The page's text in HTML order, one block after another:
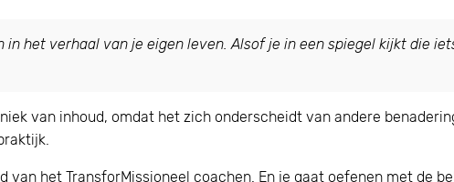
in het verhaal van je eigen leven. Alsof je in een spiegel kijkt die
van inhoud, omdat het zich onderscheidt van andere
van het TransforMissioneel coachen. En je gaat oefenen met de